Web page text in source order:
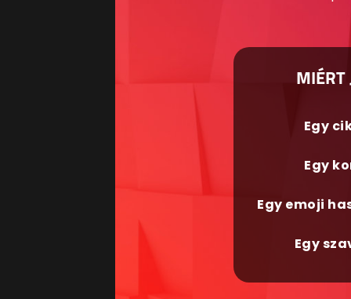
MIÉRT
Egy
Egy
Egy emoji
Egy